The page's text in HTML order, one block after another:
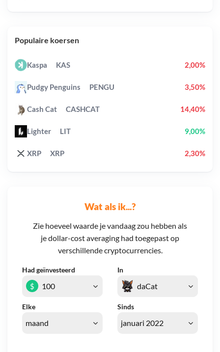
Wat als ik...?
Zie hoeveel waarde je vandaag zou hebben als
je dollar-cost averaging had toegepast op
verschillende cryptocurrencies.
Had geïnvesteerd In
Elke Sinds
$
Populaire koersen
Kaspa KAS 2,00%
Pudgy Penguins PENGU 3,50%
Cash Cat CASHCAT 14,40%
Lighter LIT 9,00%
XRP XRP 2,30%